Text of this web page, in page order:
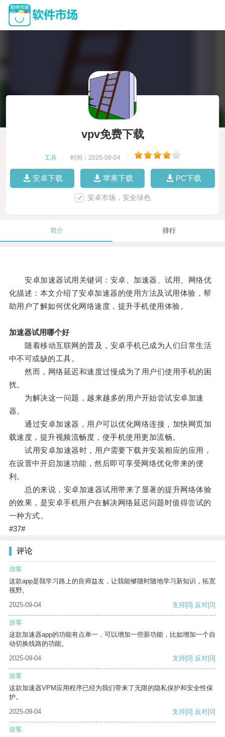
vpv免费下载
工具 时间：2025-09-04
安卓下载 苹果下载 PC下载
安卓市场，安全绿色
简介 排行
安卓加速器试用关键词：安卓、加速器、试用、网络优
化描述：本文介绍了安卓加速器的使用方法及试用体验，帮
助用户了解如何优化网络速度，提升手机使用体验。
加速器试用哪个好
随着移动互联网的普及，安卓手机已成为人们日常生活
中不可或缺的工具。
然而，网络延迟和速度过慢成为了用户们使用手机的困
扰。
为解决这一问题，越来越多的用户开始尝试安卓加速
器。
通过安卓加速器，用户可以优化网络连接，加快网页加
载速度，提升视频流畅度，使手机使用更加流畅。
试用安卓加速器时，用户需要下载并安装相应的应用，
在设置中开启加速功能，然后即可享受网络优化带来的便
利。
总的来说，安卓加速器试用带来了显著的提升网络体验
的效果，是安卓手机用户在解决网络延迟问题时值得尝试的
一种方式。
#37#
评论
游客
这款app是我学习路上的良师益友，让我能够随时随地学习新知识，拓宽
视野。
2025-09-04
支持[0] 反对[0]
游客
这款加速器app的功能有点单一，可以增加一些新功能，比如增加一个自
动切换线路的功能。
2025-09-04
支持[0] 反对[0]
游客
这款加速器VPM应用程序已经为我们带来了无限的隐私保护和安全性保
护。
2025-09-04
支持[0] 反对[0]
游客